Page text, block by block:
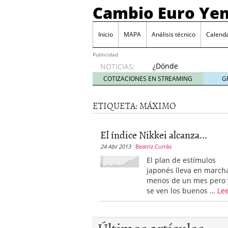
Cambio Euro
Inicio MAPA Análisis técnico
Publicidad
NOTICIAS:
¿Dónde
invertir
en
octubre
31, 2024
¿Cuál es el salario
El declive continuado
septiembre 26, 2023
El enigma del aceite de
extranjero? septiembre
COTIZACIONES EN STREAMING
ETIQUETA: MÁXIMO
El índice Nikkei alcanza...
24 Abr 2013 Beatriz Currás
El plan de estímulos
japonés lleva en
menos de un mes pero
se ven los buenos …